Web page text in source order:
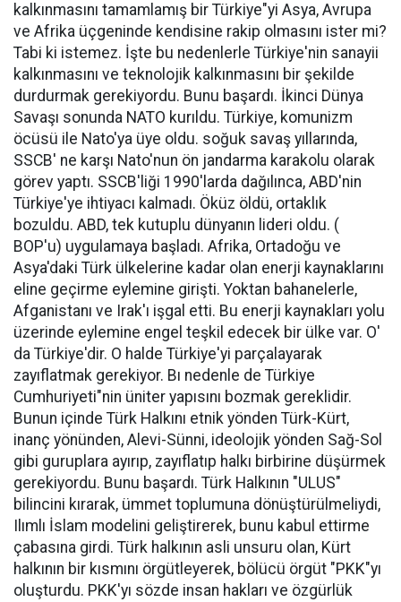
kalkınmasını tamamlamış bir Türkiye"yi Asya, Avrupa
ve Afrika üçgeninde kendisine rakip olmasını ister mi?
Tabi ki istemez. İşte bu nedenlerle Türkiye'nin sanayii
kalkınmasını ve teknolojik kalkınmasını bir şekilde
durdurmak gerekiyordu. Bunu başardı. İkinci Dünya
Savaşı sonunda NATO kurıldu. Türkiye, komunizm
öcüsü ile Nato'ya üye oldu. soğuk savaş yıllarında,
SSCB' ne karşı Nato'nun ön jandarma karakolu olarak
görev yaptı. SSCB'liği 1990'larda dağılınca, ABD'nin
Türkiye'ye ihtiyacı kalmadı. Öküz öldü, ortaklık
bozuldu. ABD, tek kutuplu dünyanın lideri oldu. (
BOP'u) uygulamaya başladı. Afrika, Ortadoğu ve
Asya'daki Türk ülkelerine kadar olan enerji kaynaklarını
eline geçirme eylemine girişti. Yoktan bahanelerle,
Afganistanı ve Irak'ı işgal etti. Bu enerji kaynakları yolu
üzerinde eylemine engel teşkil edecek bir ülke var. O'
da Türkiye'dir. O halde Türkiye'yi parçalayarak
zayıflatmak gerekiyor. Bı nedenle de Türkiye
Cumhuriyeti"nin üniter yapısını bozmak gereklidir.
Bunun içinde Türk Halkını etnik yönden Türk-Kürt,
inanç yönünden, Alevi-Sünni, ideolojik yönden Sağ-Sol
gibi guruplara ayırıp, zayıflatıp halkı birbirine düşürmek
gerekiyordu. Bunu başardı. Türk Halkının "ULUS"
bilincini kırarak, ümmet toplumuna dönüştürülmeliydi,
Ilımlı İslam modelini geliştirerek, bunu kabul ettirme
çabasına girdi. Türk halkının asli unsuru olan, Kürt
halkının bir kısmını örgütleyerek, bölücü örgüt "PKK"yı
oluşturdu. PKK'yı sözde insan hakları ve özgürlük